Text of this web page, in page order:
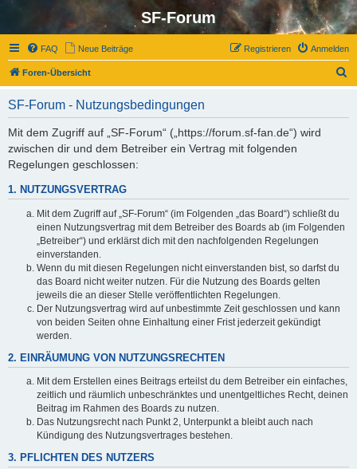
SF-Forum
FAQ Neue Beiträge Anmelden
Registrieren
Foren-Übersicht
SF-Forum - Nutzungsbedingungen
Mit dem Zugriff auf „SF-Forum“ („https://forum.sf-fan.de“) wird
zwischen dir und dem Betreiber ein Vertrag mit folgenden
Regelungen geschlossen:
1. NUTZUNGSVERTRAG
Mit dem Zugriff auf „SF-Forum“ (im Folgenden „das Board“) schließt du
einen Nutzungsvertrag mit dem Betreiber des Boards ab (im Folgenden
„Betreiber“) und erklärst dich mit den nachfolgenden Regelungen
einverstanden.
Wenn du mit diesen Regelungen nicht einverstanden bist, so darfst du
das Board nicht weiter nutzen. Für die Nutzung des Boards gelten
jeweils die an dieser Stelle veröffentlichten Regelungen.
Der Nutzungsvertrag wird auf unbestimmte Zeit geschlossen und kann
von beiden Seiten ohne Einhaltung einer Frist jederzeit gekündigt
werden.
2. EINRÄUMUNG VON NUTZUNGSRECHTEN
Mit dem Erstellen eines Beitrags erteilst du dem Betreiber ein einfaches,
zeitlich und räumlich unbeschränktes und unentgeltliches Recht, deinen
Beitrag im Rahmen des Boards zu nutzen.
Das Nutzungsrecht nach Punkt 2, Unterpunkt a bleibt auch nach
Kündigung des Nutzungsvertrages bestehen.
3. PFLICHTEN DES NUTZERS